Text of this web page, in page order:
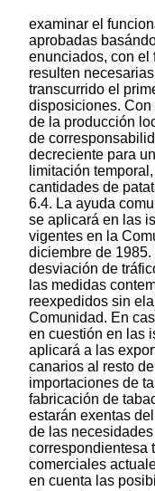
examinar el
aprobadas
enunciados, con el
resulten
transcurrido el
disposiciones.
de la producción
de
decreciente para
limitación
cantidades de
6.4. La ayuda
se aplicará en las
vigentes en la
diciembre de
desviación de
las medidas
reexpedidos sin
Comunidad. En
en cuestión en las
aplicará a las
canarios al resto
importaciones de
fabricación de
estarán exentas
de las
correspondientesa
comerciales
en cuenta las